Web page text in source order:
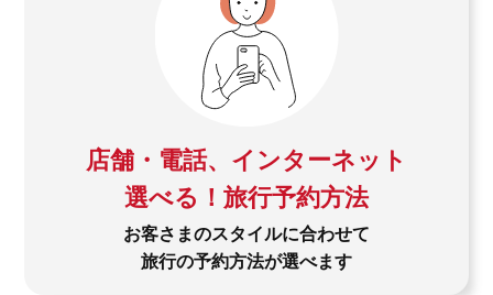
店舗・電話、インターネット
選べる！旅行予約方法
お客さまのスタイルに合わせて
旅行の予約方法が選べます